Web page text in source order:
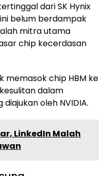
dari SK Hynix
belum berdampak
mitra utama
chip kecerdasan
memasok chip HBM ke
dalam
oleh NVIDIA.
LinkedIn Malah